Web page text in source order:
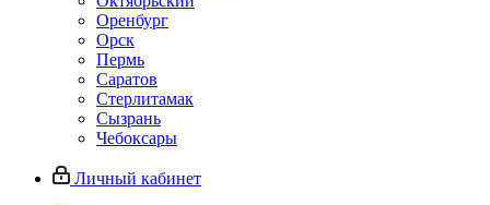
Оренбург
Орск
Пермь
Саратов
Стерлитамак
Сызрань
Чебоксары
Личный кабинет